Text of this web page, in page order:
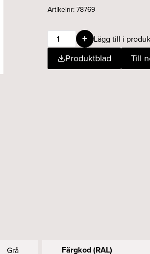
Artikelnr: 78769
Global
trac
Pro
3F
Lägg till i
Produktblad Till
Grå
Färgkod (RAL)